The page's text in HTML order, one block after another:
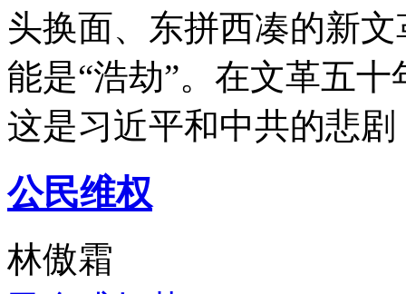
头换面、东拼西凑的新
能是“浩劫”。在文革五
这是习近平和中共的悲
公民维权
林傲霜